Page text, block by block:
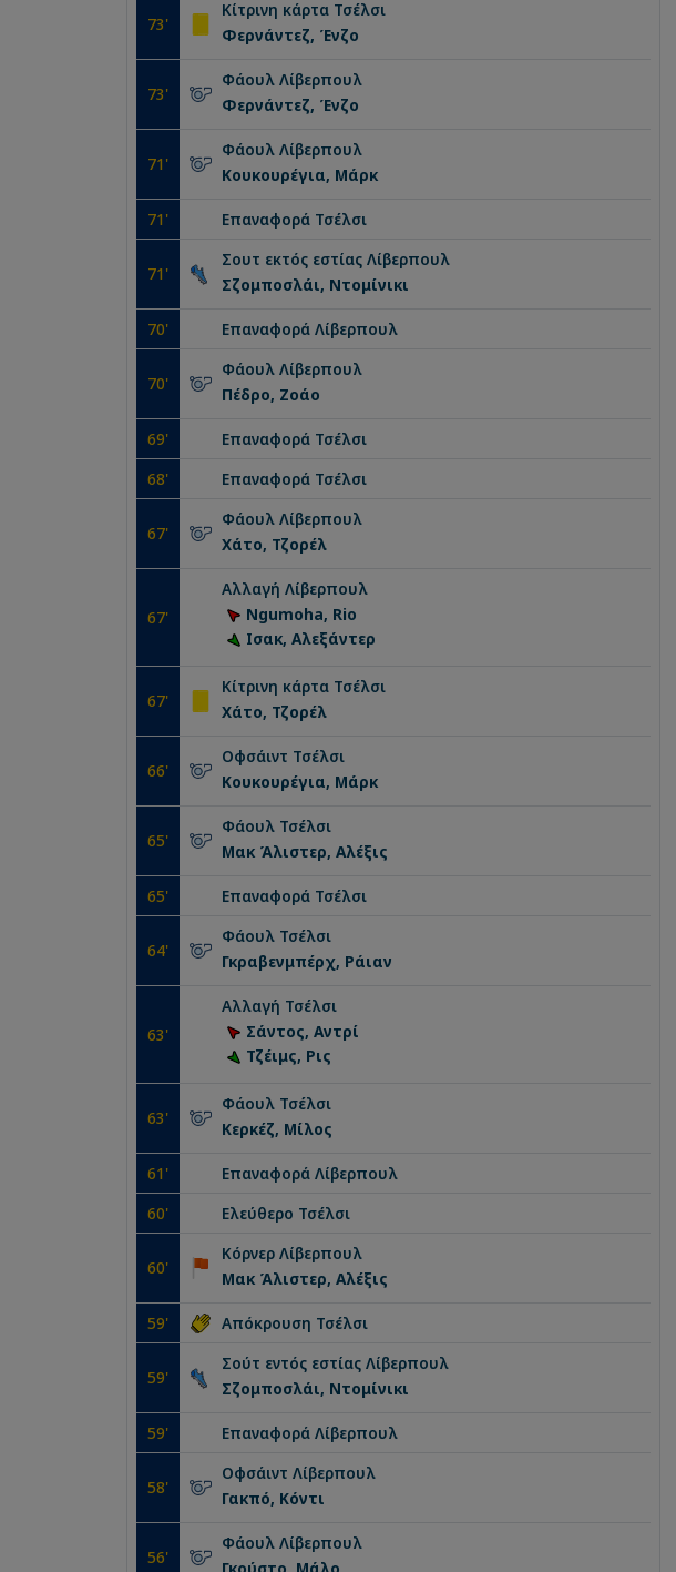
73'
Κίτρινη κάρτα Τσέλσι
Φερνάντεζ, Ένζο
73'
Φάουλ Λίβερπουλ
Φερνάντεζ, Ένζο
71 '
Φάουλ Λίβερπουλ
Κουκουρέγια, Μάρκ
71 ' Επαναφορά Τσέλσι
71 '
Σουτ εκτός εστίας Λίβερπουλ
Σζομποσλάι, Ντομίνικι
70' Επαναφορά Λίβερπουλ
70'
Φάουλ Λίβερπουλ
Πέδρο, Ζοάο
69' Επαναφορά Τσέλσι
68' Επαναφορά Τσέλσι
67'
Φάουλ Λίβερπουλ
Χάτο, Τζορέλ
67'
Αλλαγή Λίβερπουλ
Ngumoha, Rio
Ισακ, Αλεξάντερ
67'
Κίτρινη κάρτα Τσέλσι
Χάτο, Τζορέλ
66'
Οφσάιντ Τσέλσι
Κουκουρέγια, Μάρκ
65'
Φάουλ Τσέλσι
Μακ Άλιστερ, Αλέξις
65' Επαναφορά Τσέλσι
64'
Φάουλ Τσέλσι
Γκραβενμπέρχ, Ράιαν
63'
Αλλαγή Τσέλσι
Σάντος, Αντρί
Τζέιμς, Ρις
63'
Φάουλ Τσέλσι
Κερκέζ, Μίλος
61 ' Επαναφορά Λίβερπουλ
60' Ελεύθερο Τσέλσι
60'
Κόρνερ Λίβερπουλ
Μακ Άλιστερ, Αλέξις
59' Απόκρουση Τσέλσι
59'
Σούτ εντός εστίας Λίβερπουλ
Σζομποσλάι, Ντομίνικι
59' Επαναφορά Λίβερπουλ
58'
Οφσάιντ Λίβερπουλ
Γακπό, Κόντι
56'
Φάουλ Λίβερπουλ
Γκούστο, Μάλο